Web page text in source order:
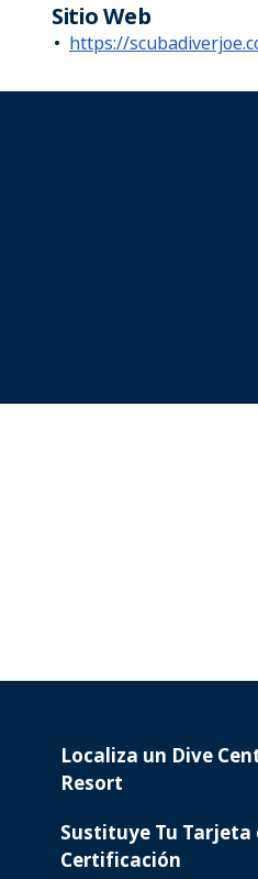
Sitio Web
https://
PADI
SERVICES
Localiza un Dive
Resort
Sustituye Tu Tarjeta
Certificación